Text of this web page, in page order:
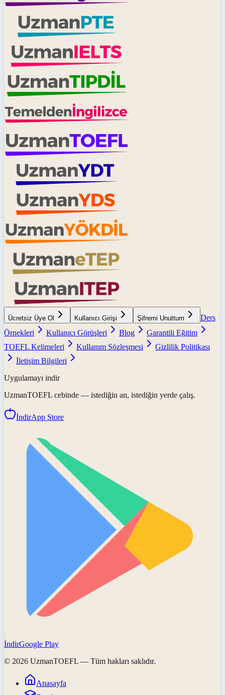
Ücretsiz Üye Ol Kullanıcı Girişi Şifremi Unuttum
Ders
Örnekleri
Kullanıcı Görüşleri Blog
Garantili Eğitim
TOEFL Kelimeleri
Kullanım Sözleşmesi
Gizlilik Politikası
İletişim Bilgileri
Uygulamayı indir
UzmanTOEFL cebinde — istediğin an, istediğin yerde çalış.
İndirApp Store
İndirGoogle Play
© 2026 UzmanTOEFL — Tüm hakları saklıdır.
Anasayfa